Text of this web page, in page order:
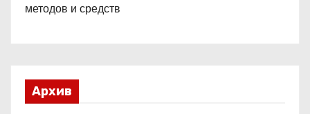
методов и средств
Архив